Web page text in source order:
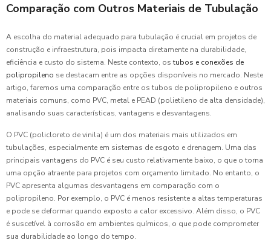
Comparação com Outros Materiais de Tubulação
A escolha do material adequado para tubulação é crucial em projetos de
construção e infraestrutura, pois impacta diretamente na durabilidade,
eficiência e custo do sistema. Neste contexto, os tubos e conexões de
polipropileno se destacam entre as opções disponíveis no mercado. Neste
artigo, faremos uma comparação entre os tubos de polipropileno e outros
materiais comuns, como PVC, metal e PEAD (polietileno de alta densidade),
analisando suas características, vantagens e desvantagens.
O PVC (policloreto de vinila) é um dos materiais mais utilizados em
tubulações, especialmente em sistemas de esgoto e drenagem. Uma das
principais vantagens do PVC é seu custo relativamente baixo, o que o torna
uma opção atraente para projetos com orçamento limitado. No entanto, o
PVC apresenta algumas desvantagens em comparação com o
polipropileno. Por exemplo, o PVC é menos resistente a altas temperaturas
e pode se deformar quando exposto a calor excessivo. Além disso, o PVC
é suscetível à corrosão em ambientes químicos, o que pode comprometer
sua durabilidade ao longo do tempo.